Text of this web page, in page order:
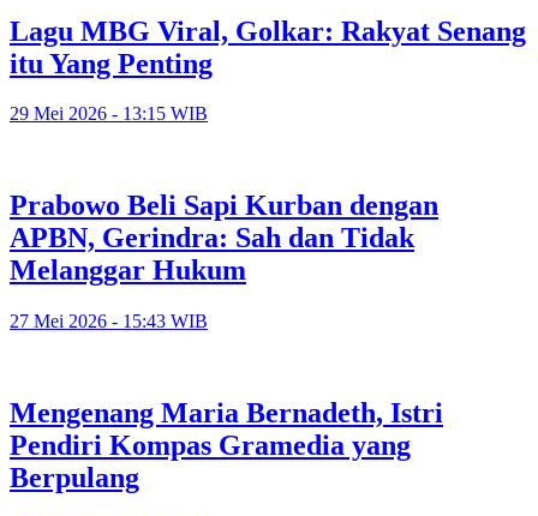
Lagu MBG Viral, Golkar: Rakyat Senang
itu Yang Penting
29 Mei 2026 - 13:15 WIB
Prabowo Beli Sapi Kurban dengan
APBN, Gerindra: Sah dan Tidak
Melanggar Hukum
27 Mei 2026 - 15:43 WIB
Mengenang Maria Bernadeth, Istri
Pendiri Kompas Gramedia yang
Berpulang